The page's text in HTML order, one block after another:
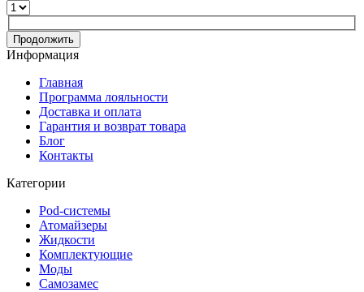
Продолжить
Информация
Главная
Программа лояльности
Доставка и оплата
Гарантия и возврат товара
Блог
Контакты
Категории
Pod-системы
Атомайзеры
Жидкости
Комплектующие
Моды
Самозамес